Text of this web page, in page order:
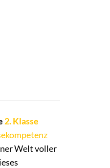
2. Klasse
Welt voller